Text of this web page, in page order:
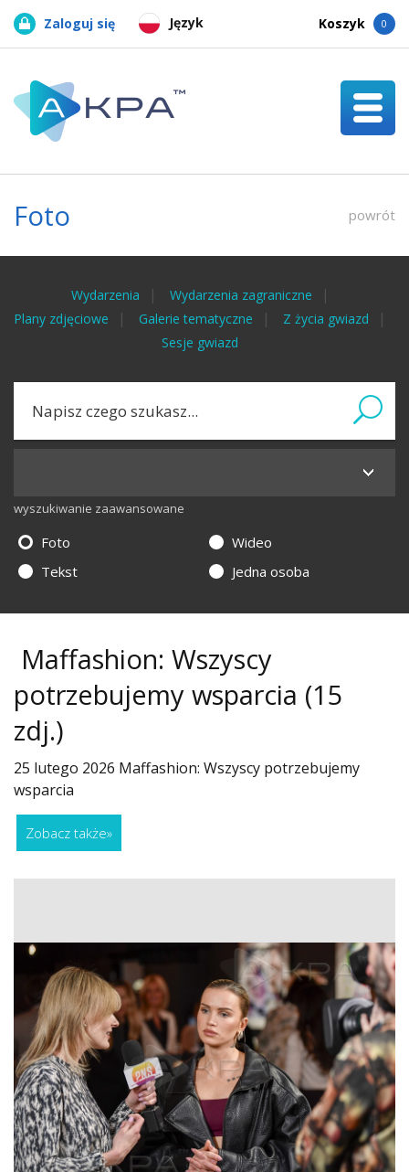
Język
Zaloguj się Koszyk 0
Foto powrót
Wydarzenia
Wydarzenia zagraniczne
Plany zdjęciowe
Galerie tematyczne
Z życia gwiazd
Sesje gwiazd
wyszukiwanie zaawansowane
Foto
Wideo
Tekst
Jedna osoba
Maffashion: Wszyscy
potrzebujemy wsparcia (15
zdj.)
25 lutego 2026 Maffashion: Wszyscy potrzebujemy
wsparcia
Zobacz także»